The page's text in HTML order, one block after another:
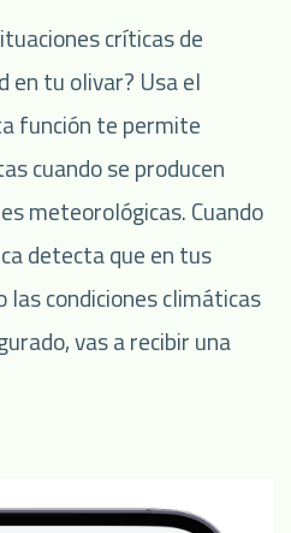
críticas de
en tu olivar? Usa el
función te permite
cuando se producen
meteorológicas. Cuando
detecta que en tus
las condiciones climáticas
vas a recibir una